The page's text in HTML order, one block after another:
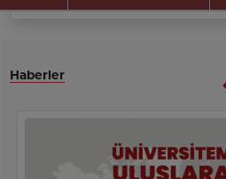
Haberler